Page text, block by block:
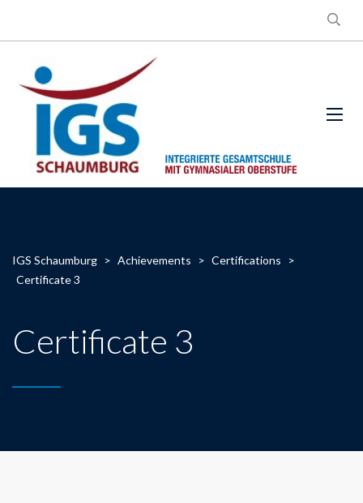
IGS Schaumburg > Achievements > Certifications
>
Certificate 3
Certificate 3